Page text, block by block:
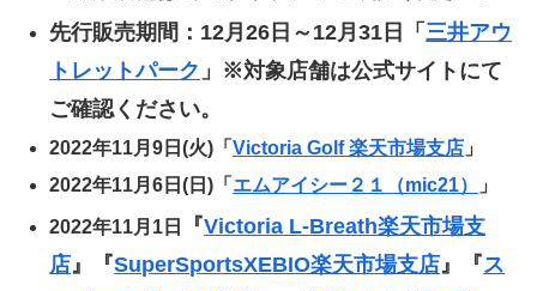
先行販売期間：12月26日～12月31日「三井アウ
トレットパーク 」※対象店舗は公式サイトにて
ご確認ください。
2022年11月9日(火)「Victoria Golf 楽天市場支店 」
2022年11月6日(日)「 エムアイシー２１（mic21） 」
2022年11月1日 『Victoria L-Breath楽天市場支
店 』『SuperSportsXEBIO楽天市場支店 』『ス